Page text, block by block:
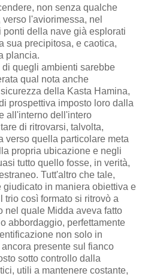
non senza qualche
l'aviorimessa, nel
della nave già esplorati
sua precipitosa, e caotica,
plancia.
quegli ambienti sarebbe
qual nota anche
della Kasta Hamina,
prospettiva imposto loro dalla
all'interno dell'intero
di ritrovarsi, talvolta,
verso quella particolare meta
propria ubicazione e negli
tutto quello fosse, in verità,
Tutt'altro che tale,
giudicato in maniera obiettiva e
trio così formato si ritrovò a
nel quale Midda aveva fatto
abbordaggio, perfettamente
non solo in
presente sul fianco
sotto controllo dalla
utili a mantenere costante,